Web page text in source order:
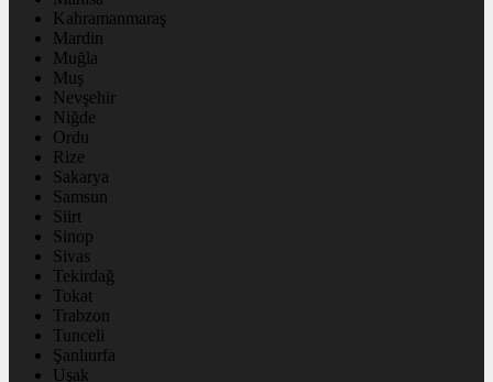
Kahramanmaraş
Mardin
Muğla
Muş
Nevşehir
Niğde
Ordu
Rize
Sakarya
Samsun
Siirt
Sinop
Sivas
Tekirdağ
Tokat
Trabzon
Tunceli
Şanlıurfa
Uşak